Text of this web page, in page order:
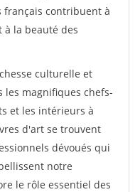
français contribuent à
la beauté des
culturelle et
les magnifiques chefs-
et les intérieurs à
d'art se trouvent
dévoués qui
notre
le rôle essentiel des